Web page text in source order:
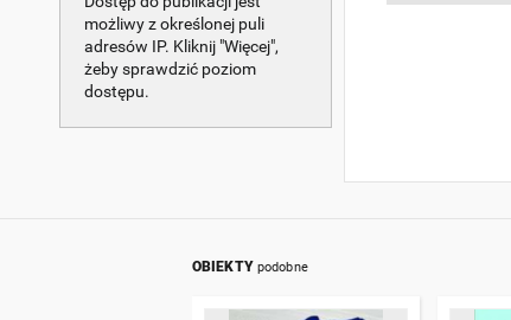
możliwy z określonej puli
adresów IP. Kliknij "Więcej",
żeby sprawdzić poziom
dostępu.
OBIEKTY podobne